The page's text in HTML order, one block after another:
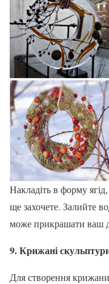
Накладіть в форму
ще захочете. Залийте
може прикрашати ваш
9. Крижані
Для створення